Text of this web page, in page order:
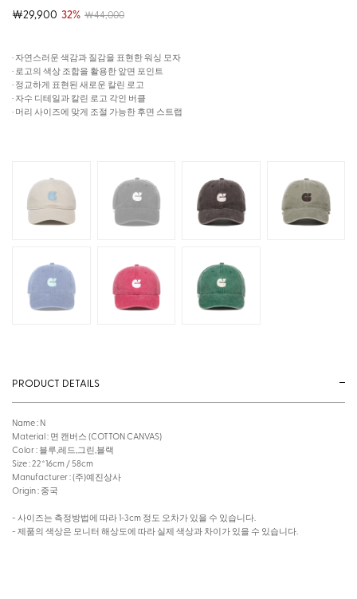
￦29,900 32% ￦44,000
· 자연스러운 색감과 질감을 표현한 워싱 모자
· 로고의 색상 조합을 활용한 앞면 포인트
· 정교하게 표현된 새로운 칼린 로고
· 자수 디테일과 칼린 로고 각인 버클
· 머리 사이즈에 맞게 조절 가능한 후면 스트랩
PRODUCT DETAILS
Name : N
Material : 면 캔버스 (COTTON CANVAS)
Color : 블루,레드,그린,블랙
Size : 22*16cm / 58cm
Manufacturer : (주)예진상사
Origin : 중국
- 사이즈는 측정방법에 따라 1~3cm 정도 오차가 있을 수 있습니다.
- 제품의 색상은 모니터 해상도에 따라 실제 색상과 차이가 있을 수 있습니다.